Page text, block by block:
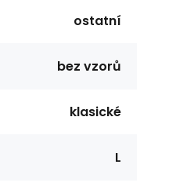
ostatní
bez vzorů
klasické
L